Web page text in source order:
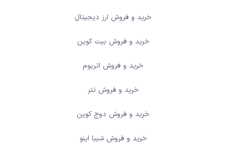
خرید و فروش ارز دیجیتال
خرید و فروش بیت کوین
خرید و فروش اتریوم
خرید و فروش تتر
خرید و فروش دوج کوین
خرید و فروش شیبا اینو